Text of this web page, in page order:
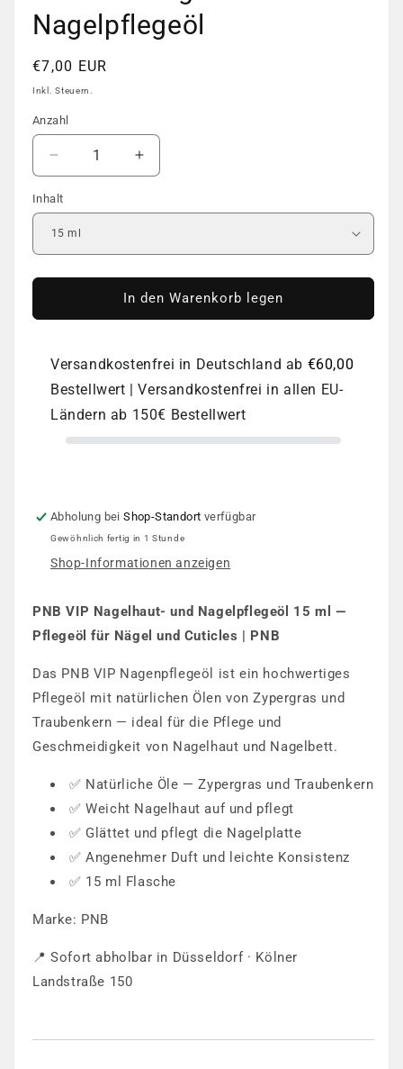
Nagelpflegeöl
Normaler
Preis
€7,00 EUR
Inkl. Steuern.
Anzahl
Anzahl
Verringere
die
Menge
für
PNB
VIP
Nagelhaut-
Erhöhe
die
für
VIP
Nagelhaut-
und
Inhalt
In den Warenkorb legen
Versandkostenfrei in Deutschland ab €60,00
Bestellwert | Versandkostenfrei in allen EU-
Ländern ab 150€ Bestellwert
Abholung beiShop-Standort verfügbar
Gewöhnlich fertig in 1 Stunde
Shop-Informationen anzeigen
PNB VIP Nagelhaut- und Nagelpflegeöl 15 ml —
Pflegeöl für Nägel und Cuticles | PNB
Das PNB VIP Nagenpflegeöl ist ein hochwertiges
Pflegeöl mit natürlichen Ölen von Zypergras und
Traubenkern — ideal für die Pflege und
Geschmeidigkeit von Nagelhaut und Nagelbett.
✅ Natürliche Öle — Zypergras und Traubenkern
✅ Weicht Nagelhaut auf und pflegt
✅ Glättet und pflegt die Nagelplatte
✅ Angenehmer Duft und leichte Konsistenz
✅ 15 ml Flasche
Marke: PNB
📍 Sofort abholbar in Düsseldorf · Kölner
Landstraße 150